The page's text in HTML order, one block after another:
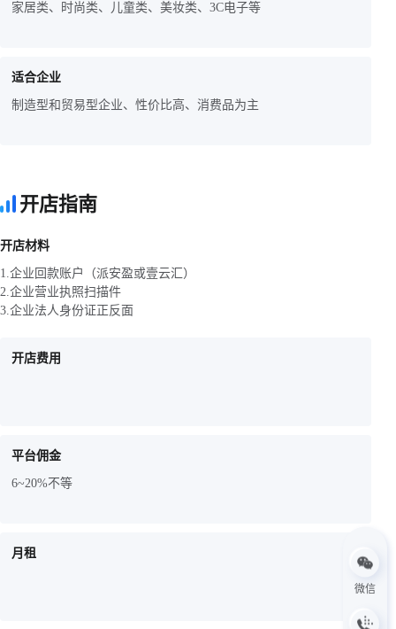
家居类、时尚类、儿童类、美妆类、3C电子等
适合企业
制造型和贸易型企业、性价比高、消费品为主
开店指南
开店材料
1.企业回款账户（派安盈或壹云汇）
2.企业营业执照扫描件
3.企业法人身份证正反面
开店费用
平台佣金
6~20%不等
月租
微信